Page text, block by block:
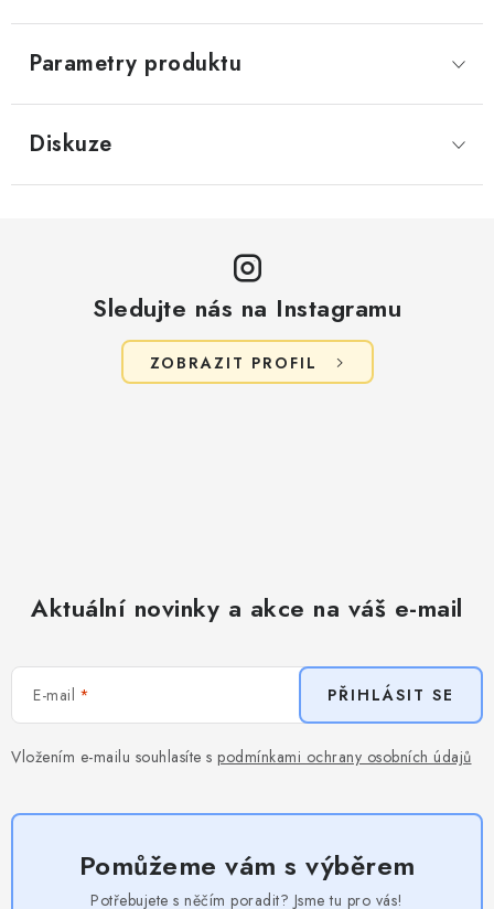
Parametry produktu
Diskuze
Sledujte nás na Instagramu
ZOBRAZIT PROFIL
Aktuální novinky a akce na váš e-mail
E-mail
Vložením e-mailu souhlasíte s podmínkami ochrany osobních údajů
PŘIHLÁSIT SE
Pomůžeme vám s výběrem
Potřebujete s něčím poradit? Jsme tu pro vás!